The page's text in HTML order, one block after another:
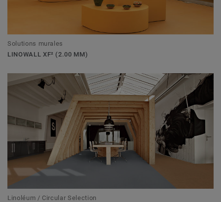
Solutions murales
LINOWALL XF² (2.00 MM)
Linoléum / Circular Selection